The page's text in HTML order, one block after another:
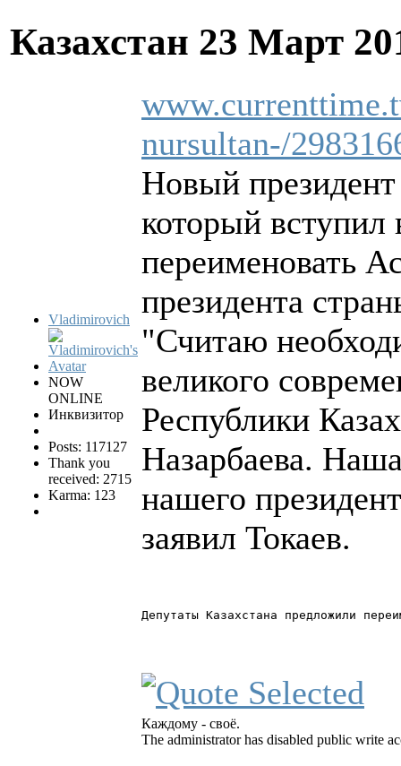
Казахстан 23 Март
Vladimirovich
NOW
ONLINE
Инквизитор
Posts: 117127
Thank you
received: 2715
Karma: 123
nursultan-/
Новый
который
переименовать
президента
"Считаю
великого
Республики
Назарбаева.
нашего
заявил Токаев.
Депутаты Казахстана предложили
Каждому - своё.
The administrator has disabled public write